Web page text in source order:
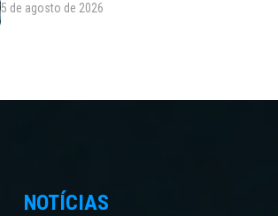
5 de agosto de 2026
NOTÍCIAS